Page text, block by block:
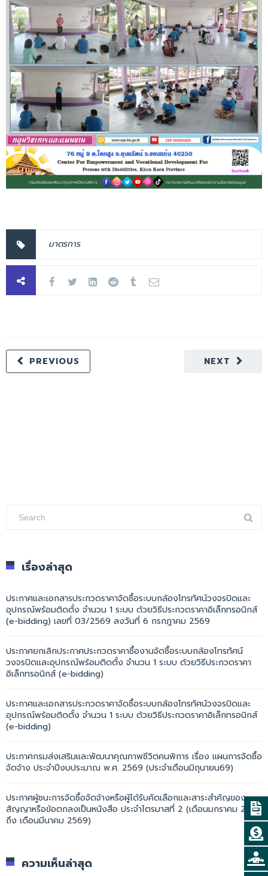
มาตรการ
NEXT
PREVIOUS
เรื่องล่าสุด
ประกาศและเอกสารประกวดราคาจัดซื้อระบบกล้องโทรทัศน์วงจรปิดและ
อุปกรณ์พร้อมติดตั้ง จำนวน 1 ระบบ ด้วยวิธีประกวดราคาอิเล็กทรอนิกส์
(e-bidding) เลขที่ 03/2569 ลงวันที่ 6 กรกฎาคม 2569
ประกาศยกเลิกประกาศประกวดราคาซื้องานจัดซื้อระบบกล้องโทรทัศน์
วงจรปิดและอุปกรณ์พร้อมติดตั้ง จำนวน 1 ระบบ ด้วยวิธีประกวดราคา
อิเล็กทรอนิกส์ (e-bidding)
ประกาศและเอกสารประกวดราคาจัดซื้อระบบกล้องโทรทัศน์วงจรปิดและ
อุปกรณ์พร้อมติดตั้ง จำนวน 1 ระบบ ด้วยวิธีประกวดราคาอิเล็กทรอนิกส์
(e-bidding)
ประกาศกรมส่งเสริมและพัฒนาคุณภาพชีวิตคนพิการ เรื่อง แผนการจัดซื้อ
จัดจ้าง ประจำปีงบประมาณ พ.ศ. 2569 (ประจำเดือนมิถุนายน69)
ประกาศผู้ชนะการจัดซื้อจัดจ้างหรือผู้ได้รับคัดเลือกและสาระสำคัญของ
สัญญาหรือข้อตกลงเป็นหนังสือ ประจำไตรมาสที่ 2 (เดือนมกราคม 2569
ถึง เดือนมีนาคม 2569)
ความเห็นล่าสุด